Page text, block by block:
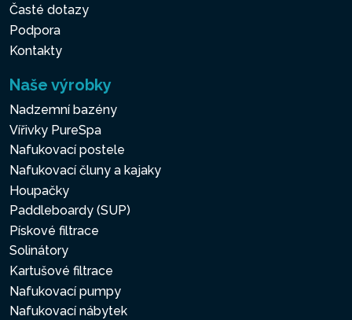
Časté dotazy
Podpora
Kontakty
Naše výrobky
Nadzemní bazény
Vířivky PureSpa
Nafukovací postele
Nafukovací čluny a kajaky
Houpačky
Paddleboardy (SUP)
Pískové filtrace
Solinátory
Kartušové filtrace
Nafukovací pumpy
Nafukovací nábytek